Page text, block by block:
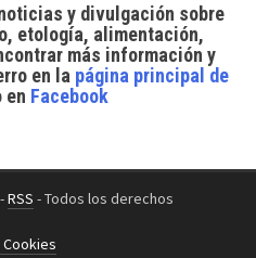
y divulgación sobre
etología, alimentación,
más información y
en la página principal de
en Facebook
RSS - Todos los derechos